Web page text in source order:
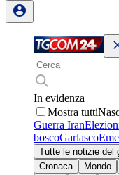
In evidenza
Mostra tutti
Guerra Iran
boscoGarlasco
Tutte le notizie del
Cronaca
Mondo